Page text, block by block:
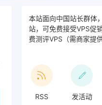
本站面向中国站长群体
站，可免费接受VPS促
费测评VPS（需商家提
RSS 发活动